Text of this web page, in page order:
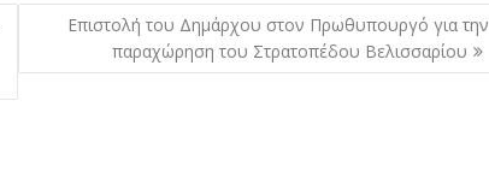
Επιστολή του Δημάρχου στον Πρωθυπουργό για την
παραχώρηση του Στρατοπέδου Βελισσαρίου